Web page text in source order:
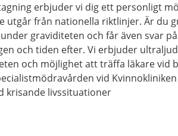
erbjuder vi dig ett personligt
utgår från nationella riktlinjer. Är du
graviditeten och får även svar
och tiden efter. Vi erbjuder
och möjlighet att träffa läkare vid
vid
krisande livssituationer